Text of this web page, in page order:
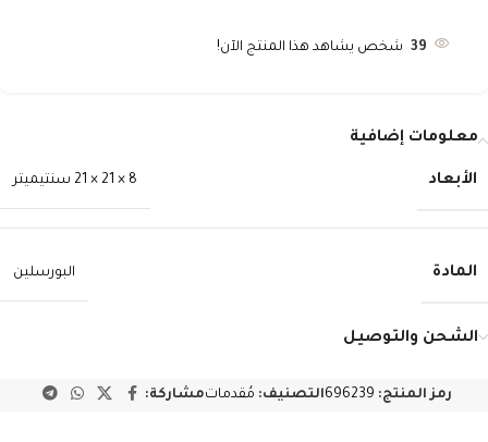
39 شخص يشاهد هذا المنتج الآن!
معلومات إضافية
الأبعاد 8 × 21 × 21 سنتيميتر
المادة البورسلين
الشحن والتوصيل
رمز المنتج: 696239التصنيف: مُقدماتمشاركة: